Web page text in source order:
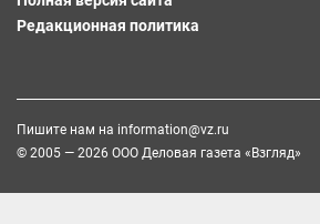
Редакционная политика
Пишите нам на information@vz.ru
© 2005 — 2026 ООО Деловая газета «Взгляд»